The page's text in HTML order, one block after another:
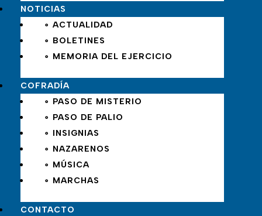
NOTICIAS
∘ ACTUALIDAD
∘ BOLETINES
∘ MEMORIA DEL EJERCICIO
COFRADÍA
∘ PASO DE MISTERIO
∘ PASO DE PALIO
∘ INSIGNIAS
∘ NAZARENOS
∘ MÚSICA
∘ MARCHAS
CONTACTO